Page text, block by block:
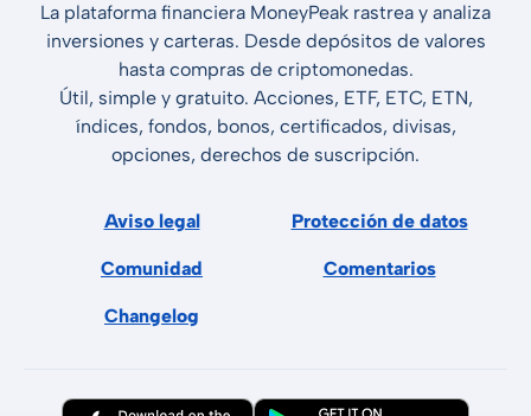
La plataforma financiera MoneyPeak rastrea y analiza
inversiones y carteras. Desde depósitos de valores
hasta compras de criptomonedas.
Útil, simple y gratuito. Acciones, ETF, ETC, ETN,
índices, fondos, bonos, certificados, divisas,
opciones, derechos de suscripción.
Aviso legal Protección de datos
Comunidad Comentarios
Changelog